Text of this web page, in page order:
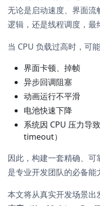
无论是启动速度、界面
逻辑，还是线程调度，最
当 CPU 负载过高时，可
界面卡顿、掉帧
异步回调阻塞
动画运行不平滑
电池快速下降
系统因 CPU 压力导
timeout）
因此，构建一套精确、可
是专业开发团队的必备能
本文将从真实开发场景出